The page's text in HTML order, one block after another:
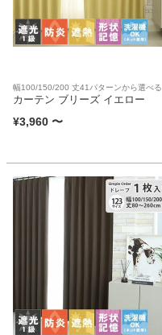
幅100/150/200 丈41パターンから選べる
カーテン ブリーズ イエロー
¥3,960 〜